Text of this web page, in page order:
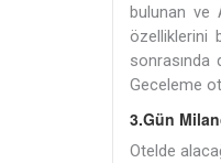
bulunan ve
özelliklerini
Geceleme
3.Gün
Otelde